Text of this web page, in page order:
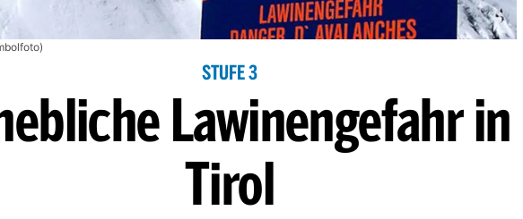
STUFE 3
Lawinengefahr in
Tirol